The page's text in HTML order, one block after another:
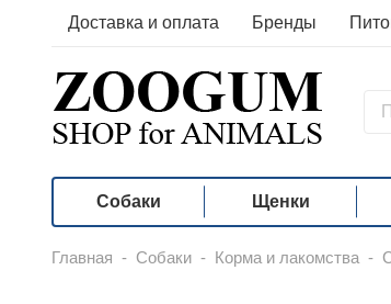
Доставка и оплата Бренды
Собаки Щенки
Главная - Собаки - Корма и лакомства -